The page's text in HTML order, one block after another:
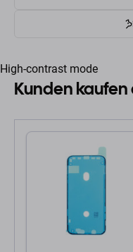
High-contrast mode
Kunden kaufen